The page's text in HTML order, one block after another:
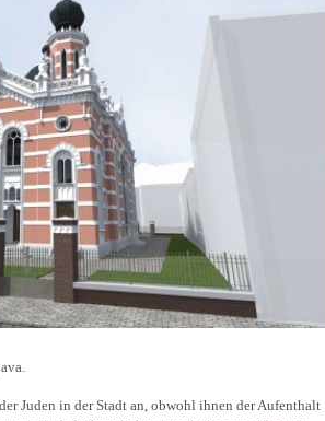
Juden in der Stadt an, obwohl ihnen der Aufenthalt